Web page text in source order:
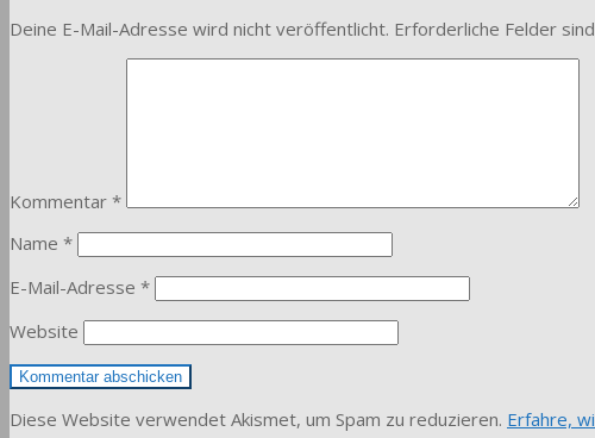
Deine E-Mail-Adresse wird nicht veröffentlicht. Erforderliche Felder
Kommentar *
Name *
E-Mail-Adresse *
Website
Diese Website verwendet Akismet, um Spam zu reduzieren. Erfahre,